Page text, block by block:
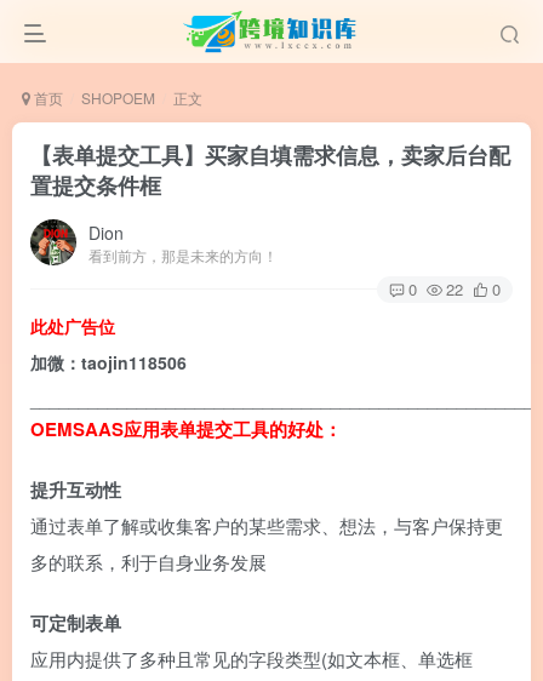
首页 SHOPOEM 正文
【表单提交工具】买家自填需求信息，卖家后台配
置提交条件框
Dion
看到前方，那是未来的方向！
0 22 0
此处广告位
加微：taojin118506
OEMSAAS应用表单提交工具的好处：
提升互动性
通过表单了解或收集客户的某些需求、想法，与客户保持更
多的联系，利于自身业务发展
可定制表单
应用内提供了多种且常见的字段类型(如文本框、单选框